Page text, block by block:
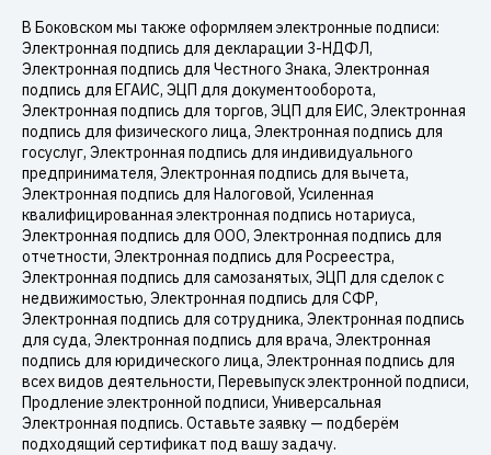
В Боковском мы также оформляем электронные подписи:
Электронная подпись для декларации 3-НДФЛ,
Электронная подпись для Честного Знака, Электронная
подпись для ЕГАИС, ЭЦП для документооборота,
Электронная подпись для торгов, ЭЦП для ЕИС, Электронная
подпись для физического лица, Электронная подпись для
госуслуг, Электронная подпись для индивидуального
предпринимателя, Электронная подпись для вычета,
Электронная подпись для Налоговой, Усиленная
квалифицированная электронная подпись нотариуса,
Электронная подпись для ООО, Электронная подпись для
отчетности, Электронная подпись для Росреестра,
Электронная подпись для самозанятых, ЭЦП для сделок с
недвижимостью, Электронная подпись для СФР,
Электронная подпись для сотрудника, Электронная подпись
для суда, Электронная подпись для врача, Электронная
подпись для юридического лица, Электронная подпись для
всех видов деятельности, Перевыпуск электронной подписи,
Продление электронной подписи, Универсальная
Электронная подпись. Оставьте заявку — подберём
подходящий сертификат под вашу задачу.